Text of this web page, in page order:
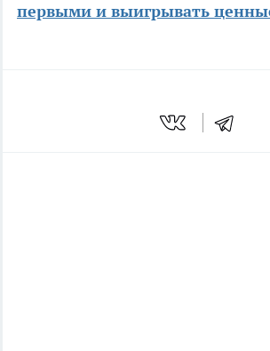
первыми и выигрывать